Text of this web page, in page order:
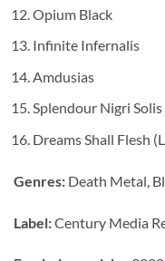
Opium Black
Infinite Infernalis
Amdusias
Splendour Nigri
Dreams Shall Flesh
Genres: Death Metal,
Label:Century Media